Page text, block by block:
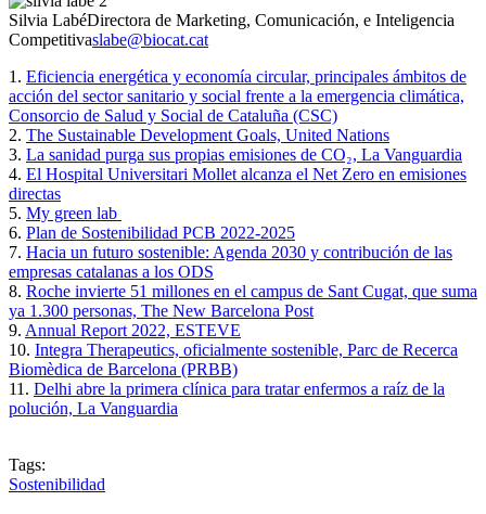
Silvia LabéDirectora de Marketing, Comunicación, e Inteligencia
Competitivaslabe@biocat.cat
1. Eficiencia energética y economía circular, principales ámbitos de
acción del sector sanitario y social frente a la emergencia climática,
Consorcio de Salud y Social de Cataluña (CSC)
2. The Sustainable Development Goals, United Nations
3. La sanidad purga sus propias emisiones de CO₂, La Vanguardia
4. El Hospital Universitari Mollet alcanza el Net Zero en emisiones
directas
5. My green lab
6. Plan de Sostenibilidad PCB 2022-2025
7. Hacia un futuro sostenible: Agenda 2030 y contribución de las
empresas catalanas a los ODS
8. Roche invierte 51 millones en el campus de Sant Cugat, que suma
ya 1.300 personas, The New Barcelona Post
9. Annual Report 2022, ESTEVE
10. Integra Therapeutics, oficialmente sostenible, Parc de Recerca
Biomèdica de Barcelona (PRBB)
11. Delhi abre la primera clínica para tratar enfermos a raíz de la
polución, La Vanguardia
Tags:
Sostenibilidad